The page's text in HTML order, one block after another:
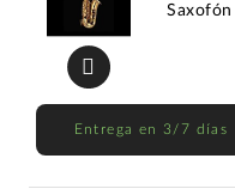
Entrega en 3/7 días